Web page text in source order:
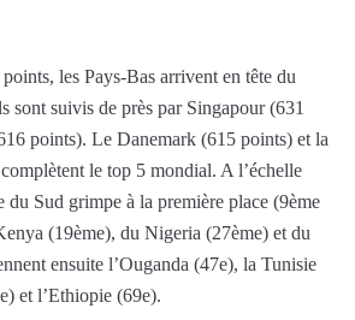
les Pays-Bas arrivent en tête du
sont suivis de près par Singapour (631
points). Le Danemark (615 points) et la
le top 5 mondial. A l’échelle
Sud grimpe à la première place (9ème
(19ème), du Nigeria (27ème) et du
ensuite l’Ouganda (47e), la Tunisie
et l’Ethiopie (69e).